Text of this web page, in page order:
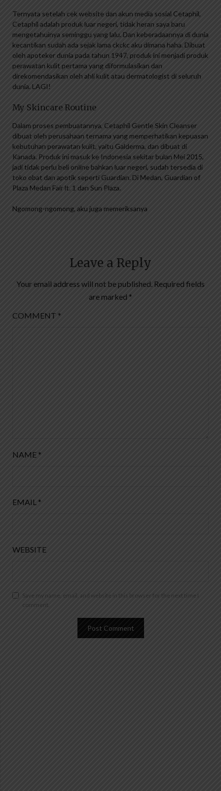
Ternyata setelah cek website dan akun media sosial Cetaphil,
Cetaphil adalah produk luar negeri, tidak heran saya baru
mengetahuinya seminggu yang lalu. Dan keberadaannya di dunia
kecantikan sudah ada sejak lama ckckc aku dimana haha. Dibuat
oleh apoteker dunia pada tahun 1947, produk ini menjadi produk
perawatan kulit pertama yang diformulasikan dan
direkomendasikan oleh ahli kulit atau dermatologist di seluruh
dunia. LAGI!
My Skincare Routine
Dalam proses pembuatannya, Cetaphil Gentle Skin Cleanser
dibuat oleh perusahaan ternama yang memperhatikan kepuasan
kebutuhan perawatan kulit, yaitu Galderma, dan dibuat di
Kanada. Produk ini masuk ke Indonesia sekitar bulan Mei 2015,
jadi tidak perlu beli online bahkan luar negeri, sudah tersedia di
toko obat dan apotik seperti Guardian. Di Medan, Guardian of
Plaza Medan Fair lt. 1 dan Sun Plaza.
Ngomong-ngomong, aku juga memeriksanya
Leave a Reply
Your email address will not be published. Required fields
are marked *
COMMENT *
NAME *
EMAIL *
WEBSITE
Save my name, email, and website in this browser for the next time I
comment.